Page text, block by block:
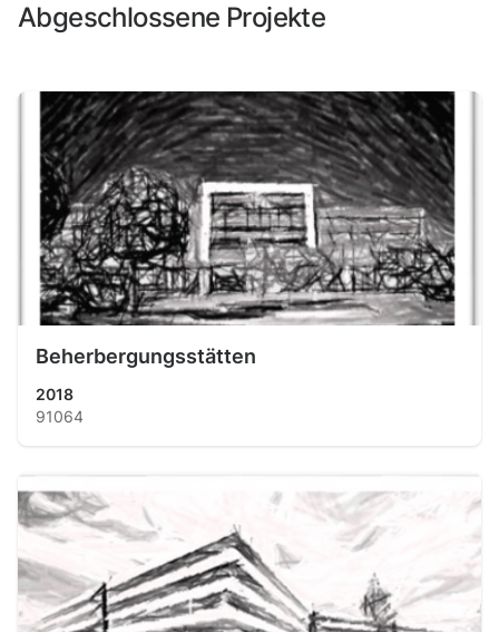
Abgeschlossene Projekte
Beherbergungsstätten
2018
91064